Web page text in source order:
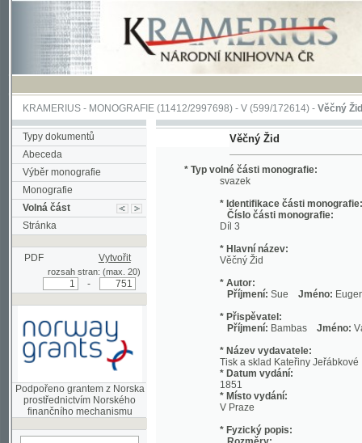
KRAMERIUS-MONOGRAFIE(11412/2997698) -V (599/172614)-Věčný Žid(1/
Typy dokumentů
Abeceda
Výběr monografie
Monografie
Volná část
Stránka
PDF Vytvořit
rozsah stran: (max. 20)
Podpořeno grantem z Norska
prostřednictvím Norského
finančního mechanismu
hledat v aktuální části
Věčný Žid
* Typ volné části monografie:
svazek
* Identifikace části monografie:
* Hlavní název:
* Autor:
Příjmení:Sue
* Přispěvatel:
Příjmení:BambasJméno:Václav,
* Název vydavatele:
Tisk a sklad Kateřiny Jeřábkové
1851
* Místo vydání:
V Praze
* Fyzický popis:
Rozměry:
15 cm
8 sv. - 751 s.